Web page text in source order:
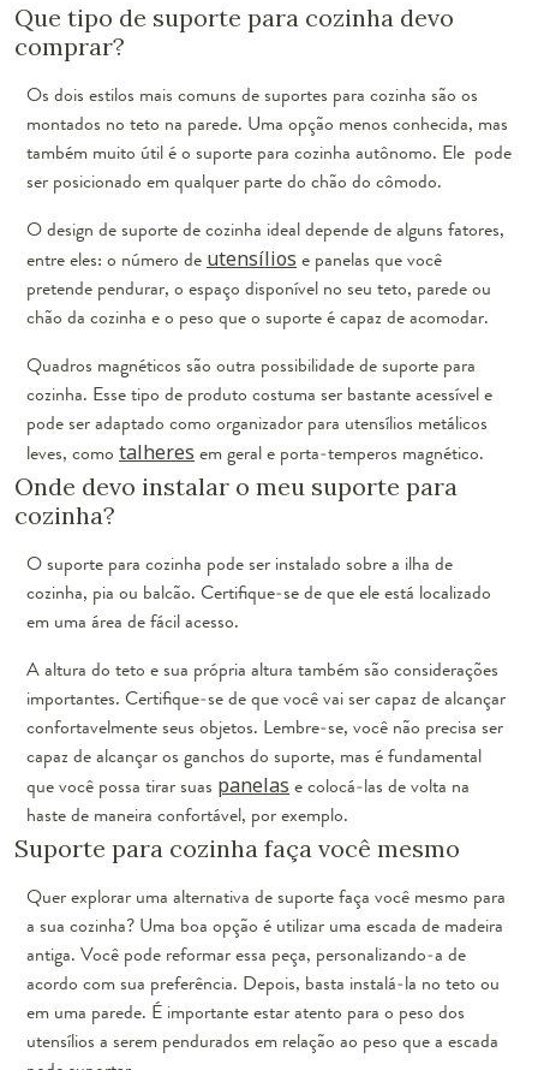
Que tipo de suporte para cozinha devo
comprar?
Os dois estilos mais comuns de suportes para cozinha são os
montados no teto na parede. Uma opção menos conhecida, mas
também muito útil é o suporte para cozinha autônomo. Ele pode
ser posicionado em qualquer parte do chão do cômodo.
O design de suporte de cozinha ideal depende de alguns fatores,
entre eles: o número de utensílios e panelas que você
pretende pendurar, o espaço disponível no seu teto, parede ou
chão da cozinha e o peso que o suporte é capaz de acomodar.
Quadros magnéticos são outra possibilidade de suporte para
cozinha. Esse tipo de produto costuma ser bastante acessível e
pode ser adaptado como organizador para utensílios metálicos
leves, como talheres em geral e porta-temperos magnético.
Onde devo instalar o meu suporte para
cozinha?
O suporte para cozinha pode ser instalado sobre a ilha de
cozinha, pia ou balcão. Certifique-se de que ele está localizado
em uma área de fácil acesso.
A altura do teto e sua própria altura também são considerações
importantes. Certifique-se de que você vai ser capaz de alcançar
confortavelmente seus objetos. Lembre-se, você não precisa ser
capaz de alcançar os ganchos do suporte, mas é fundamental
que você possa tirar suas panelas e colocá-las de volta na
haste de maneira confortável, por exemplo.
Suporte para cozinha faça você mesmo
Quer explorar uma alternativa de suporte faça você mesmo para
a sua cozinha? Uma boa opção é utilizar uma escada de madeira
antiga. Você pode reformar essa peça, personalizando-a de
acordo com sua preferência. Depois, basta instalá-la no teto ou
em uma parede. É importante estar atento para o peso dos
utensílios a serem pendurados em relação ao peso que a escada